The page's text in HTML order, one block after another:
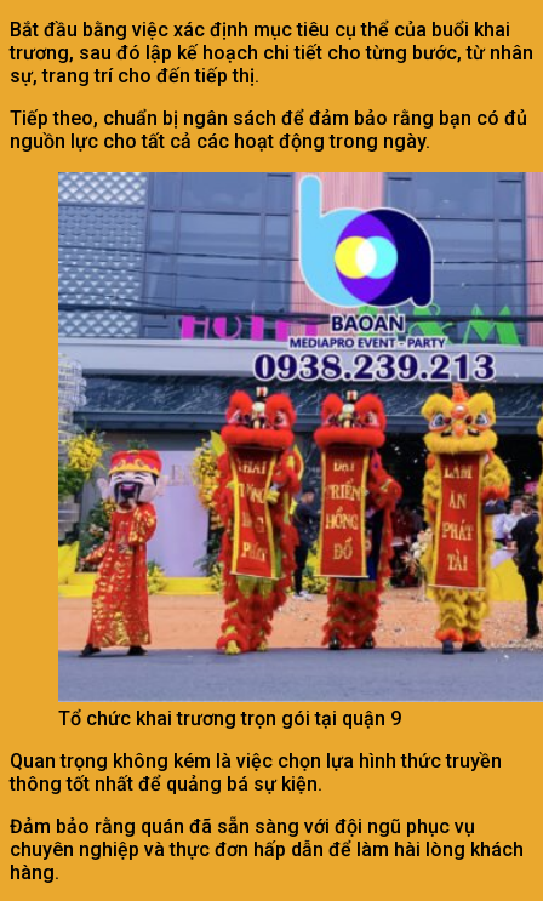
Bắt đầu bằng việc xác định mục tiêu cụ thể của buổi khai
trương, sau đó lập kế hoạch chi tiết cho từng bước, từ nhân
sự, trang trí cho đến tiếp thị.
Tiếp theo, chuẩn bị ngân sách để đảm bảo rằng bạn có đủ
nguồn lực cho tất cả các hoạt động trong ngày.
Tổ chức khai trương trọn gói tại quận 9
Quan trọng không kém là việc chọn lựa hình thức truyền
thông tốt nhất để quảng bá sự kiện.
Đảm bảo rằng quán đã sẵn sàng với đội ngũ phục vụ
chuyên nghiệp và thực đơn hấp dẫn để làm hài lòng khách
hàng.